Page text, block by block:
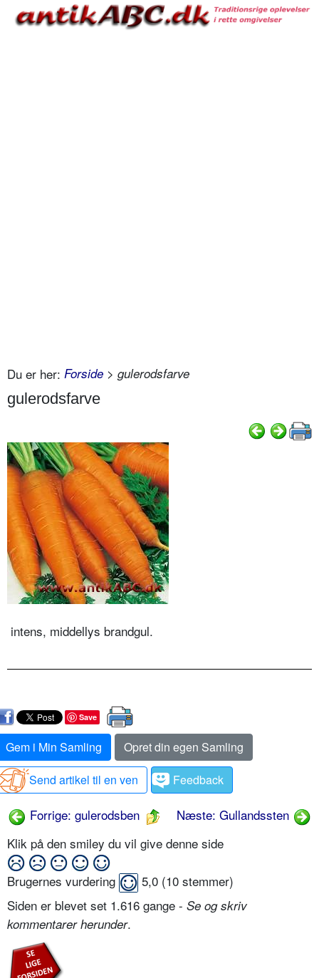
Du er her: Forside > gulerodsfarve
gulerodsfarve
intens, middellys brandgul.
Save
Gem i Min Samling
Opret din egen Samling
Send artikel til en ven
Feedback
Forrige: gulerodsben
Næste: Gullandssten
Klik på den smiley du vil give denne side
Brugernes vurdering 5,0 (10 stemmer)
Siden er blevet set 1.616 gange - Se og skriv
kommentarer herunder.